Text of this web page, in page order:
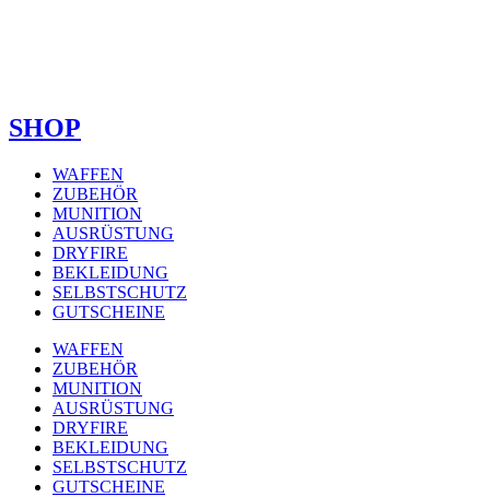
SHOP
WAFFEN
ZUBEHÖR
MUNITION
AUSRÜSTUNG
DRYFIRE
BEKLEIDUNG
SELBSTSCHUTZ
GUTSCHEINE
WAFFEN
ZUBEHÖR
MUNITION
AUSRÜSTUNG
DRYFIRE
BEKLEIDUNG
SELBSTSCHUTZ
GUTSCHEINE